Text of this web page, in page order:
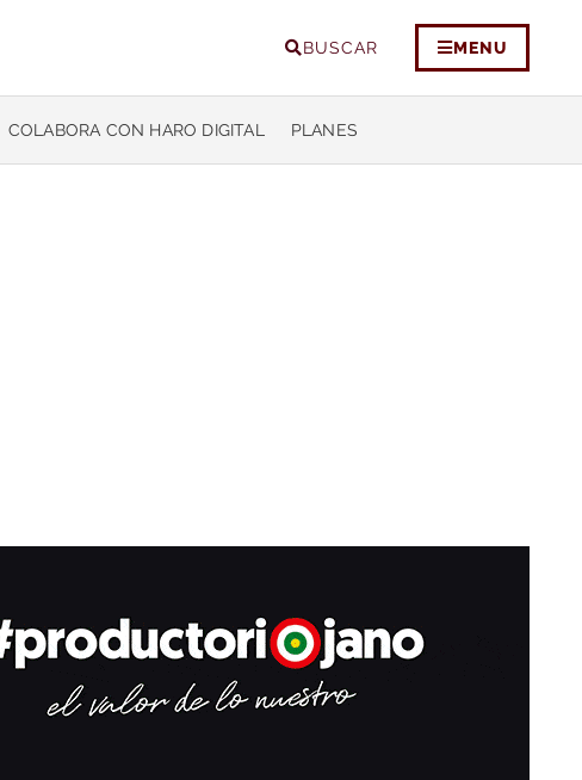
BUSCAR MENU
COLABORA CON HARO DIGITAL PLANES